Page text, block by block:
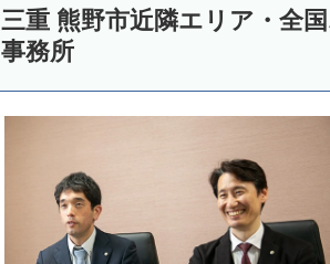
三重 熊野市近隣エリア・全
事務所